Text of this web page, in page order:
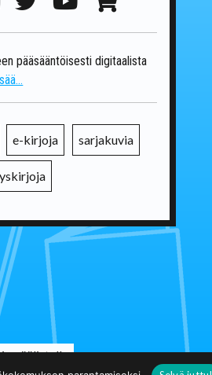
pääsääntöisesti digitaalista
e-kirjoja sarjakuvia
päälistalle